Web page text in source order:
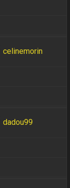
celinemorin
dadou99